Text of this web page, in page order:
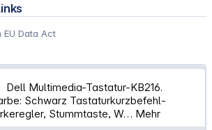
Data Act
Dell Multimedia-Tastatur-KB216.
Schwarz Tastaturkurzbefehl-
Stummtaste, W… Mehr